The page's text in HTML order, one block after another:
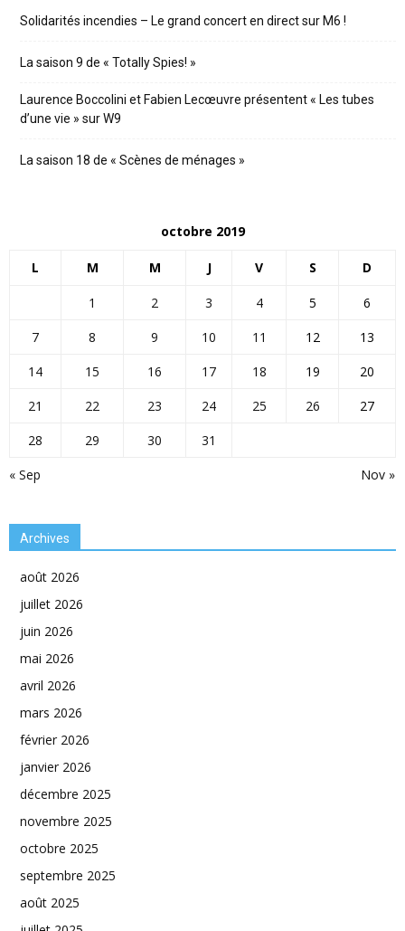
Solidarités incendies – Le grand concert en direct sur M6 !
La saison 9 de « Totally Spies! »
Laurence Boccolini et Fabien Lecœuvre présentent « Les tubes
d’une vie » sur W9
La saison 18 de « Scènes de ménages »
octobre 2019
L M M J V S D
« Sep Nov »
1 2 3 4 5
6
7
8 9 10 11 12
13
14
15 16 17 18 19
20
21
22 23 24 25 26
27
28
29 30 31
Archives
août 2026
juillet 2026
juin 2026
mai 2026
avril 2026
mars 2026
février 2026
janvier 2026
décembre 2025
novembre 2025
octobre 2025
septembre 2025
août 2025